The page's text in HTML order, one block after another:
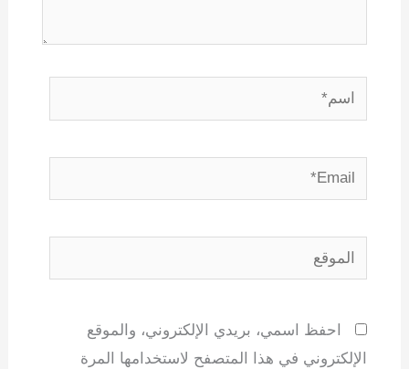
اسم*
Email*
الموقع
احفظ اسمي، بريدي الإلكتروني، والموقع
الإلكتروني في هذا المتصفح لاستخدامها المرة